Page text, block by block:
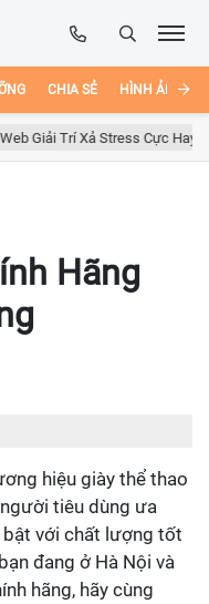
CHIA SẺ HÌNH ẢNH
Trí Xả Stress Cực Hay Ho Trên
Hãng
hiệu giày thể thao
tiêu dùng ưa
bật với chất lượng tốt
đang ở Hà Nội và
hãng, hãy cùng